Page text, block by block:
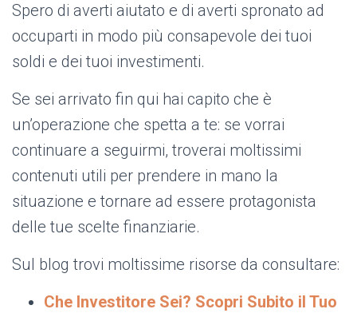
Spero di averti aiutato e di averti spronato ad
occuparti in modo più consapevole dei tuoi
soldi e dei tuoi investimenti.
Se sei arrivato fin qui hai capito che è
un’operazione che spetta a te: se vorrai
continuare a seguirmi, troverai moltissimi
contenuti utili per prendere in mano la
situazione e tornare ad essere protagonista
delle tue scelte finanziarie.
Sul blog trovi moltissime risorse da consultare:
Che Investitore Sei? Scopri Subito il Tuo